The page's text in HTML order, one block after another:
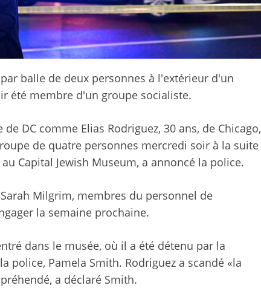
balle de deux personnes à l'extérieur d'un
été membre d'un groupe socialiste.
DC comme Elias Rodriguez, 30 ans, de Chicago,
de quatre personnes mercredi soir à la suite
Capital Jewish Museum, a annoncé la police.
Milgrim, membres du personnel de
la semaine prochaine.
dans le musée, où il a été détenu par la
police, Pamela Smith. Rodriguez a scandé «la
a déclaré Smith.